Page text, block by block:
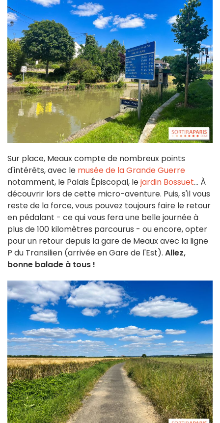
Sur place, Meaux compte de nombreux points
d'intérêts, avec le musée de la Grande Guerre
notamment, le Palais Épiscopal, lejardin Bossuet... À
découvrir lors de cette micro-aventure. Puis, s'il vous
reste de la force, vous pouvez toujours faire le retour
en pédalant - ce qui vous fera une belle journée à
plus de 100 kilomètres parcourus - ou encore, opter
pour un retour depuis la gare de Meaux avec la ligne
P du Transilien (arrivée en Gare de l'Est). Allez,
bonne balade à tous !